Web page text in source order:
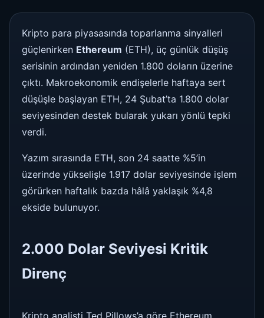
Kripto para piyasasında toparlanma sinyalleri
güçlenirken Ethereum (ETH), üç günlük düşüş
serisinin ardından yeniden 1.800 doların üzerine
çıktı. Makroekonomik endişelerle haftaya sert
düşüşle başlayan ETH, 24 Şubat’ta 1.800 dolar
seviyesinden destek bularak yukarı yönlü tepki
verdi.
Yazım sırasında ETH, son 24 saatte %5’in
üzerinde yükselişle 1.917 dolar seviyesinde işlem
görürken haftalık bazda hâlâ yaklaşık %4,8
ekside bulunuyor.
2.000 Dolar Seviyesi Kritik
Direnç
Kripto analisti Ted Pillows’a göre Ethereum,